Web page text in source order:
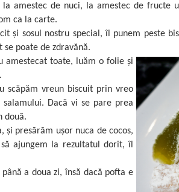
amestec de nuci, la amestec de fructe
ca la carte.
și sosul nostru special, îl punem peste
se poate de zdravănă.
amestecat toate, luăm o folie și
vreun biscuit prin vreo
Dacă vi se pare prea
două.
presărăm ușor nuca de cocos,
ajungem la rezultatul dorit, îl
a doua zi, însă dacă pofta e